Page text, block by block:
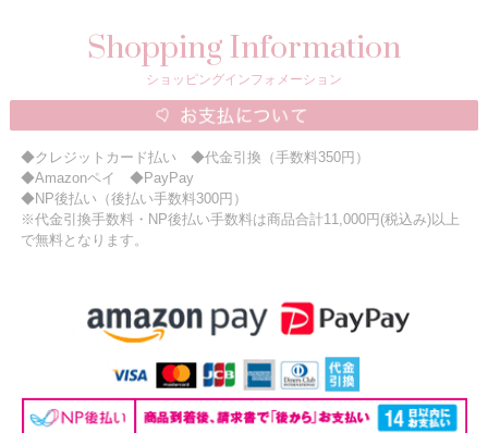
Shopping Information
ショッピングインフォメーション
◆クレジットカード払い ◆代金引換（手数料350円）
◆Amazonペイ ◆PayPay
◆NP後払い（後払い手数料300円）
※代金引換手数料・NP後払い手数料は商品合計11,000円(税込み)以上
で無料となります。
サイズの測り方
よくあるご質問
レビューを見る
ブログ
マイページログイン
当店は持続可能な開発目標「SDGs」を推進しています。
0120-221-040